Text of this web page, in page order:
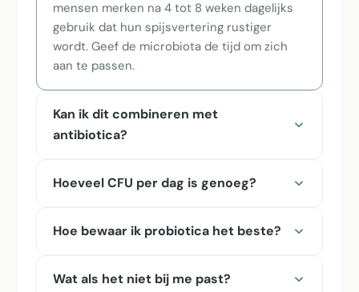
mensen merken na 4 tot 8 weken dagelijks
gebruik dat hun spijsvertering rustiger
wordt. Geef de microbiota de tijd om zich
aan te passen.
Kan ik dit combineren met
antibiotica?
Hoeveel CFU per dag is genoeg?
Hoe bewaar ik probiotica het beste?
Wat als het niet bij me past?